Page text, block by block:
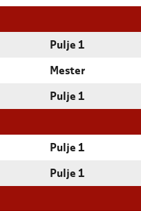
Pulje 1
Mester
Pulje 1
Pulje 1
Pulje 1